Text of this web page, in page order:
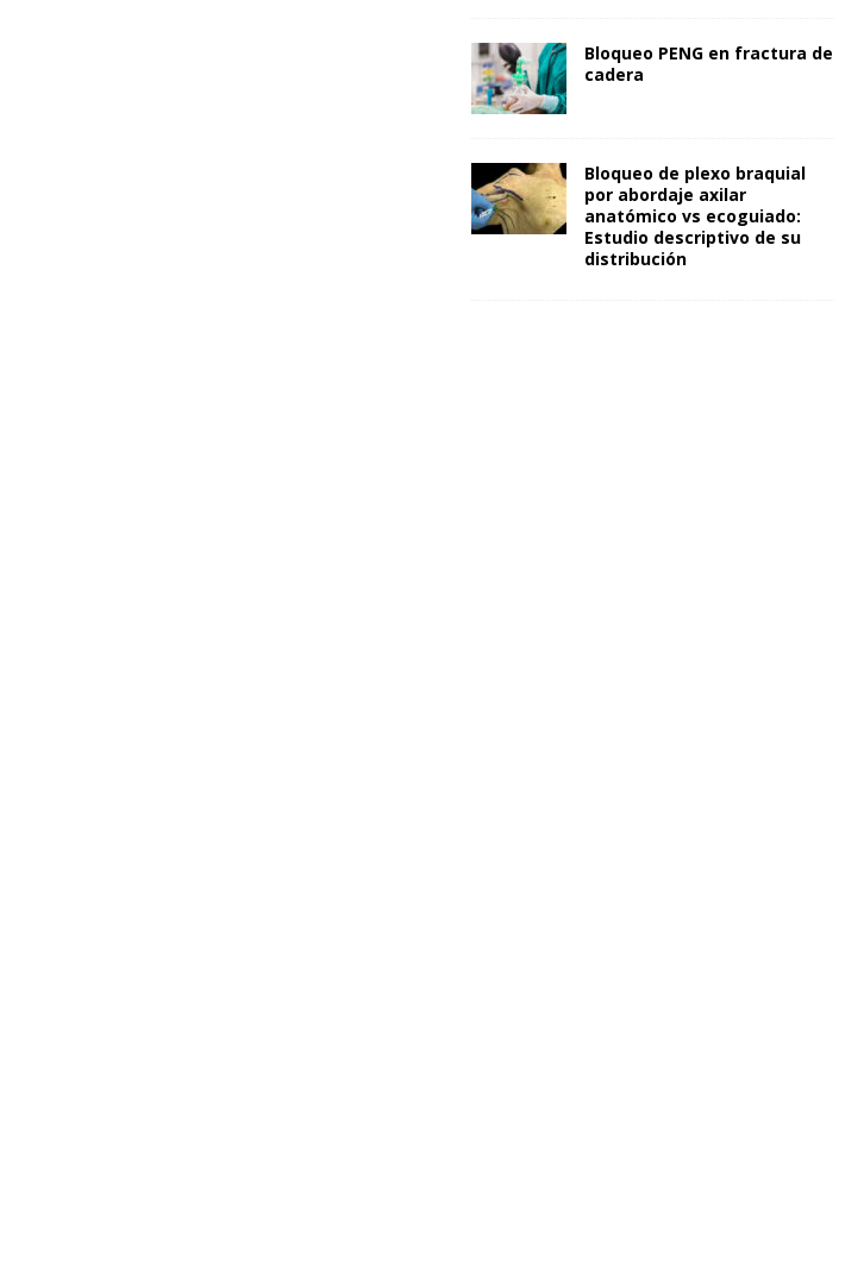
Bloqueo PENG en fractura de
cadera
Bloqueo de plexo braquial
por abordaje axilar
anatómico vs ecoguiado:
Estudio descriptivo de su
distribución